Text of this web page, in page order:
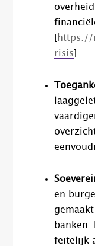
https://
risis
en
banken.
feitelijk